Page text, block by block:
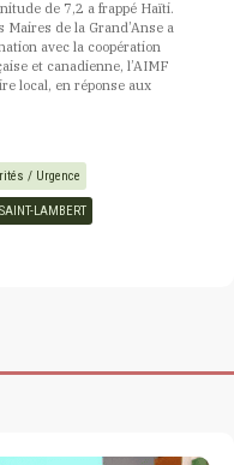
de 7,2 a frappé Haïti.
Maires de la Grand’Anse a
avec la coopération
et canadienne, l’AIMF
local, en réponse aux
/ Urgence
LAMBERT